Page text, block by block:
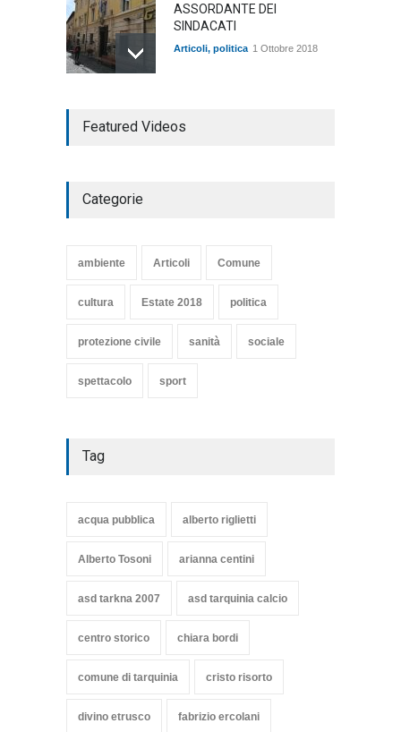
ASSORDANTE DEI
SINDACATI
Articoli, politica 1 Ottobre 2018
COMMEDIA"
TARQUINIA
Featured Videos
Categorie
ambiente Articoli Comune
cultura Estate 2018 politica
protezione civile sanità sociale
spettacolo sport
Tag
acqua pubblica alberto riglietti
Alberto Tosoni arianna centini
asd tarkna 2007 asd tarquinia calcio
centro storico chiara bordi
comune di tarquinia cristo risorto
divino etrusco fabrizio ercolani